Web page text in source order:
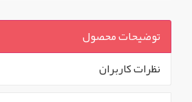
توضیحات محصول
نظرات کاربران